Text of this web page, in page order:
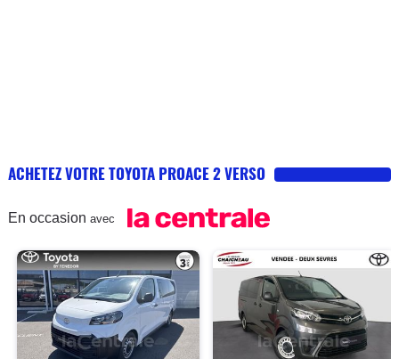
ACHETEZ VOTRE TOYOTA PROACE 2 VERSO
En occasion avec